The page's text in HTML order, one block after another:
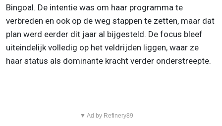
Bingoal. De intentie was om haar programma te
verbreden en ook op de weg stappen te zetten, maar dat
plan werd eerder dit jaar al bijgesteld. De focus bleef
uiteindelijk volledig op het veldrijden liggen, waar ze
haar status als dominante kracht verder onderstreepte.
▼ Ad by Refinery89